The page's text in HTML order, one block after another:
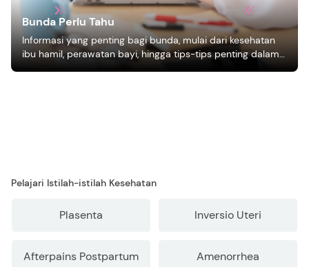
Bunda Perlu Tahu
Informasi yang penting bagi bunda, mulai dari kesehatan
ibu hamil, perawatan bayi, hingga tips-tips penting dalam
mengasuh anak
Pelajari Istilah-istilah Kesehatan
Plasenta Inversio Uteri
Afterpains Postpartum Amenorrhea